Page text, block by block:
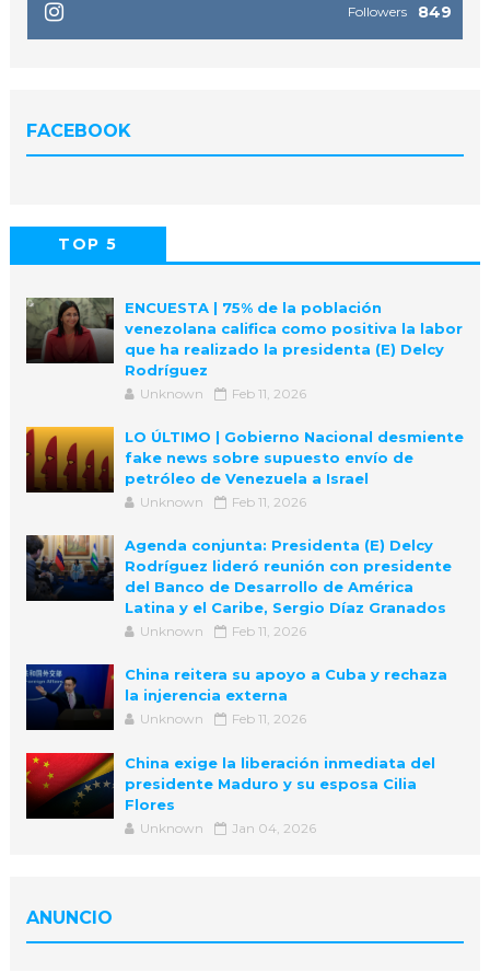
849
Followers
FACEBOOK
TOP 5
ENCUESTA | 75% de la población
venezolana califica como positiva la labor
que ha realizado la presidenta (E) Delcy
Rodríguez
Unknown Feb 11, 2026
LO ÚLTIMO | Gobierno Nacional desmiente
fake news sobre supuesto envío de
petróleo de Venezuela a Israel
Unknown Feb 11, 2026
Agenda conjunta: Presidenta (E) Delcy
Rodríguez lideró reunión con presidente
del Banco de Desarrollo de América
Latina y el Caribe, Sergio Díaz Granados
Unknown Feb 11, 2026
China reitera su apoyo a Cuba y rechaza
la injerencia externa
Unknown Feb 11, 2026
China exige la liberación inmediata del
presidente Maduro y su esposa Cilia
Flores
Unknown Jan 04, 2026
ANUNCIO